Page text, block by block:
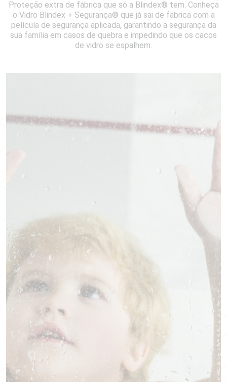
Proteção extra de fábrica que só a Blindex® tem. Conheça
o Vidro Blindex + Segurança® que já sai de fábrica com a
película de segurança aplicada, garantindo a segurança da
sua família em casos de quebra e impedindo que os cacos
de vidro se espalhem.